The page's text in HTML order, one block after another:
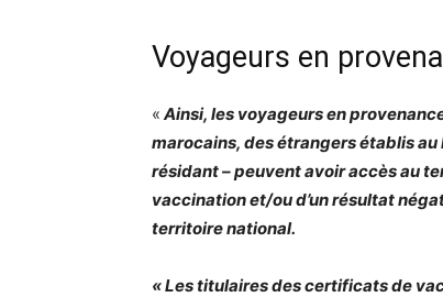
Voyageurs en
« Ainsi, les voyageurs en
marocains, des étrangers établis
résidant – peuvent avoir accès au
vaccination et/ou d’un résultat
territoire national.
« Les titulaires des certificats de